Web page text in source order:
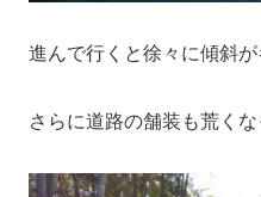
進んで行くと徐々に傾斜が
さらに道路の舗装も荒くな